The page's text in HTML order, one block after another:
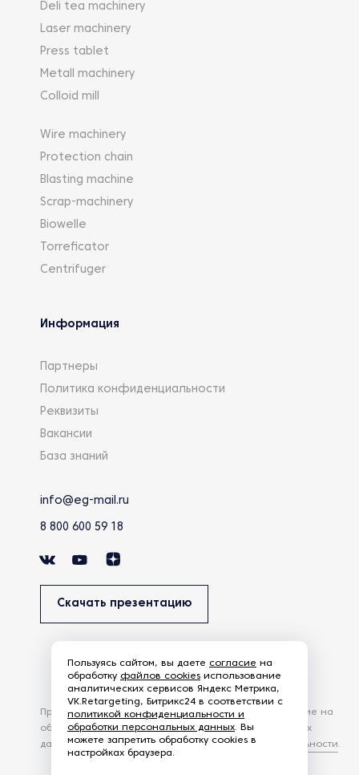
Deli tea machinery
Laser machinery
Press tablet
Metall machinery
Colloid mill
Wire machinery
Protection chain
Blasting machine
Scrap-machinery
Biowelle
Torreficator
Centrifuger
Информация
Партнеры
Политика конфиденциальности
Реквизиты
Вакансии
База знаний
info@eg-mail.ru
8 800 600 59 18
Скачать презентацию
Продолжая использовать наш сайт, вы даете согласие на
обработку файлов Cookies и других пользовательских
данных, в соответствии сПолитикой конфиденциальности.
Пользуясь сайтом, вы даете согласие на
обработку файлов cookies использование
аналитических сервисов Яндекс Метрика,
VK.Retargeting, Битрикс24 в соответствии с
политикой конфиденциальности и
обработки персональных данных. Вы
можете запретить обработку cookies в
настройках браузера.